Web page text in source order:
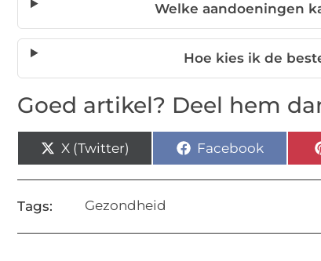
Welke aandoeningen
Hoe kies ik de
Goed artikel? Deel hem
X (Twitter) Facebook
Tags: Gezondheid